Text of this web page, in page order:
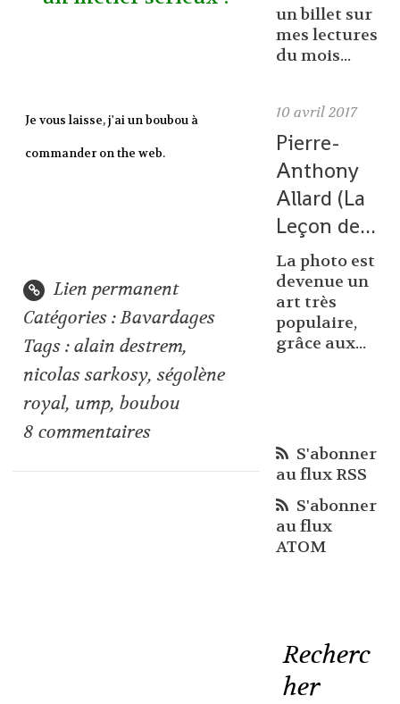
Je vous laisse, j'ai un boubou à
commander on the web.
Lien permanent
Catégories :Bavardages
Tags :alain destrem,
nicolas sarkosy,ségolène
royal, ump,boubou
8 commentaires
un billet sur
mes lectures
du mois...
10 avril 2017
Pierre-
Anthony
Allard (La
Leçon de...
La photo est
devenue un
art très
populaire,
grâce aux...
S'abonner
au flux RSS
S'abonner
au flux
ATOM
Recherc
her